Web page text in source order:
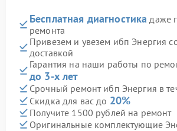
Бесплатная диагностика даже
ремонта
Привезем и увезем ибп Энергия
доставкой
Гарантия на наши работы по
до 3-х лет
Срочный ремонт ибп Энергия в
Скидка для вас до 20%
Получите 1500 рублей на ремонт
Оригинальные комплектующие